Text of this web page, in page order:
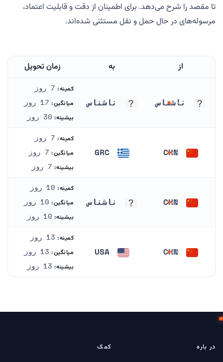
تا مقصد را شرح می‌دهد. برای اطمینان از دقت و قابلیت اعتماد،
مرسوله‌های در حال حمل و نقل مستثنی شده‌اند.
از به زمان تحویل
ناشناس ناشناس
کمینه: 7 روز
میانگین: 17 روز
بیشینه: 30 روز
CHN
کمینه: 7 روز
میانگین: 7 روز
بیشینه: 7 روز
CHN ناشناس
کمینه: 10 روز
میانگین: 10 روز
بیشینه: 10 روز
CHN
USA
کمینه: 13 روز
میانگین: 13 روز
بیشینه: 13 روز
در باره کمک